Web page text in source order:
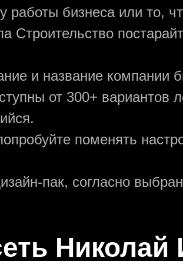
работы бизнеса или то,
Строительство
и название компании
от 300+ вариантов
поменять
пак, согласно
Николай